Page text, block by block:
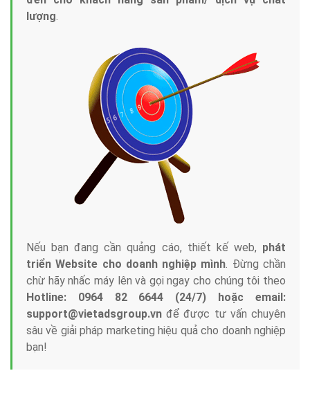
Tại sao chọn công ty Việt Ads làm đối tác
Marketing Online?
Công ty Việt Ads thành lập từ năm 2013
với bề dày kinh nghiệm sẽ tư vấn xây dựng và phát
triển thương hiệu của doanh nghiệp bạn với mức chi
phí mà bạn có thể đầu tư cho marketing online. Đội
ngũ kỹ thuật quảng cáo trực tuyến, SEO, lập trình
Web chuyên sâu trong nghề, được đào tạo bài bản tại
trung tâm marketing online uy tín hàng năm, luôn đem
đến cho khách hàng sản phẩm/ dịch vụ chất
lượng.